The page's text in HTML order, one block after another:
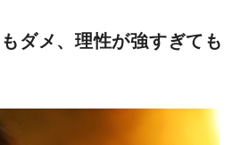
ダメ、理性が強すぎても